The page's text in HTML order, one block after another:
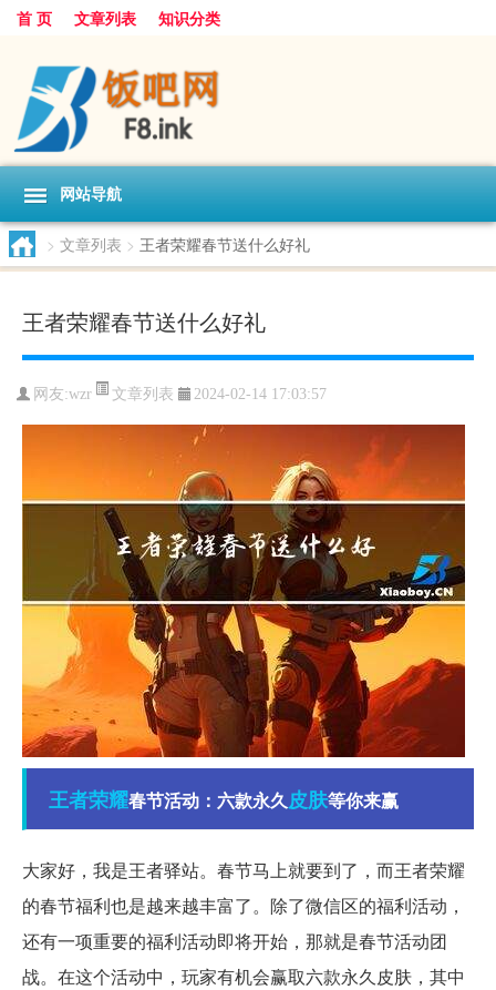
首 页 文章列表 知识分类
网站导航
> 文章列表 > 王者荣耀春节送什么好礼
王者荣耀春节送什么好礼
网友:wzr 文章列表 2024-02-14 17:03:57
王者荣耀春节活动：六款永久皮肤等你来赢
大家好，我是王者驿站。春节马上就要到了，而王者荣耀
的春节福利也是越来越丰富了。除了微信区的福利活动，
还有一项重要的福利活动即将开始，那就是春节活动团
战。在这个活动中，玩家有机会赢取六款永久皮肤，其中